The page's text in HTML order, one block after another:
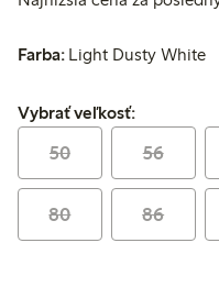
Farba: Light Dusty White
Vybrať veľkosť:
Vybrať veľkosť:
50 56
80 86